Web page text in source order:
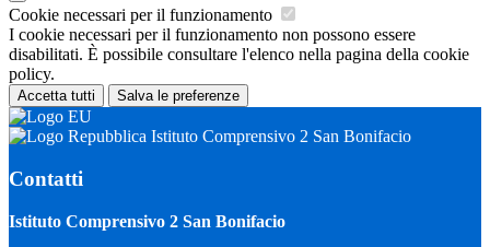
Cookie necessari per il funzionamento
I cookie necessari per il funzionamento non possono essere
disabilitati. È possibile consultare l'elenco nella pagina della cookie
policy.
Accetta tutti Salva le preferenze
Istituto Comprensivo 2 San Bonifacio
Contatti
Istituto Comprensivo 2 San Bonifacio